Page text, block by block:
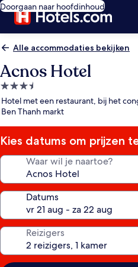
Doorgaan naar hoofdinhoud
Alle accommodaties bekijken
Acnos Hotel
3.5-
sterrenaccommodatie
Hotel met een restaurant, bij het
Ben Thanh markt
Kies datums om prijzen
Waar wil je naartoe?
Datums
Reizigers